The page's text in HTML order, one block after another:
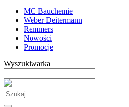
MC Bauchemie
Weber Deitermann
Remmers
Nowości
Promocje
Wyszukiwarka